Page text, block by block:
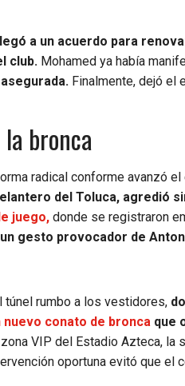
a un acuerdo para
club. Mohamed ya había
Finalmente, dejó el
bronca
radical conforme avanzó
del Toluca, agredió
juego, donde se registraron
un gesto provocador de
túnel rumbo a los vestidores,
nuevo conato de bronca que
VIP del Estadio Azteca, la
oportuna evitó que el